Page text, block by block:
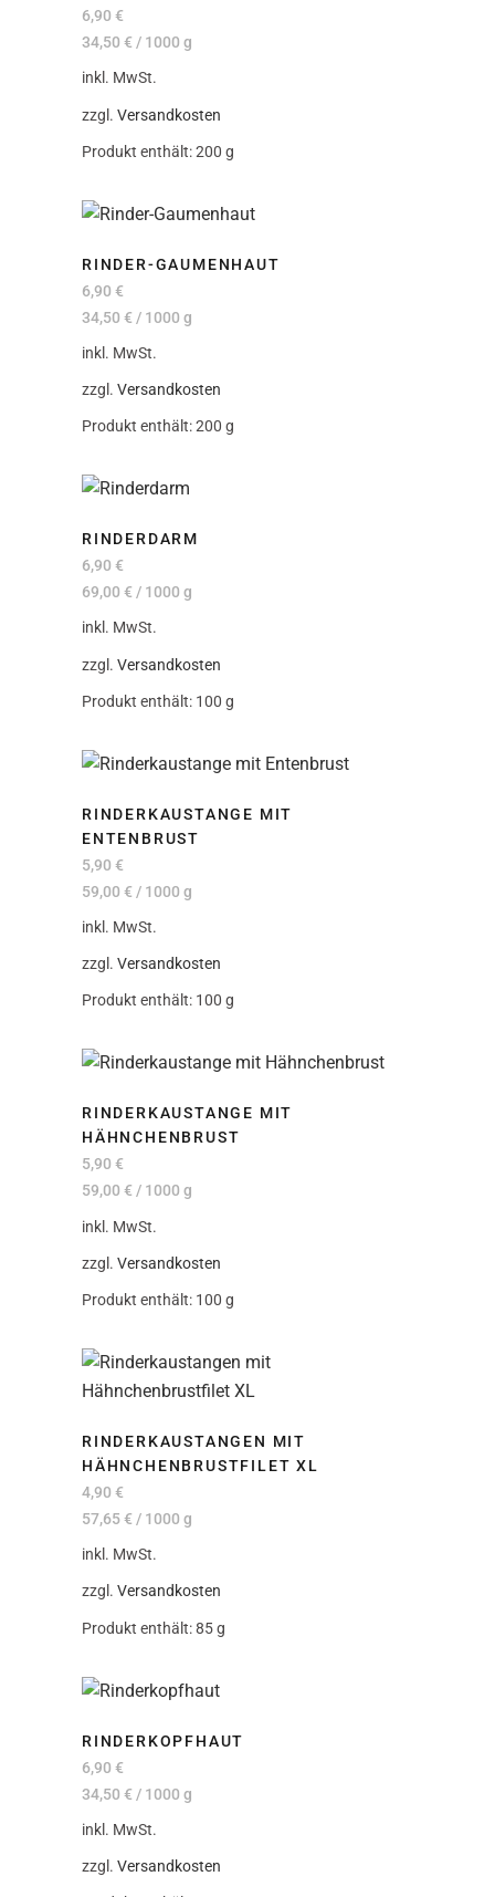
6,90 €
34,50 € / 1000 g
inkl. MwSt.
zzgl. Versandkosten
Produkt enthält: 200 g
RINDER-GAUMENHAUT
6,90 €
34,50 € / 1000 g
inkl. MwSt.
zzgl. Versandkosten
Produkt enthält: 200 g
RINDERDARM
6,90 €
69,00 € / 1000 g
inkl. MwSt.
zzgl. Versandkosten
Produkt enthält: 100 g
RINDERKAUSTANGE MIT
ENTENBRUST
5,90 €
59,00 € / 1000 g
inkl. MwSt.
zzgl. Versandkosten
Produkt enthält: 100 g
RINDERKAUSTANGE MIT
HÄHNCHENBRUST
5,90 €
59,00 € / 1000 g
inkl. MwSt.
zzgl. Versandkosten
Produkt enthält: 100 g
RINDERKAUSTANGEN MIT
HÄHNCHENBRUSTFILET XL
4,90 €
57,65€ / 1000 g
inkl. MwSt.
zzgl. Versandkosten
Produkt enthält: 85g
RINDERKOPFHAUT
6,90 €
34,50 € / 1000 g
inkl. MwSt.
zzgl. Versandkosten